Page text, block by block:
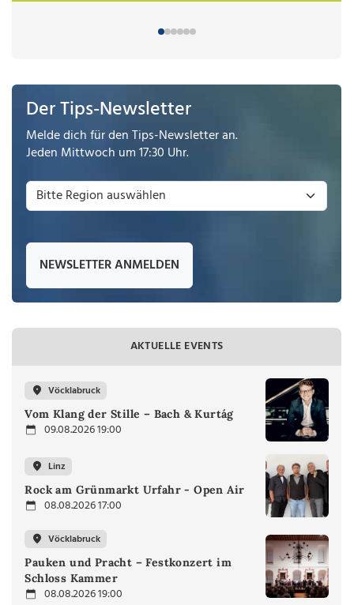
Der Tips-Newsletter
Melde dich für den Tips-Newsletter an.
Jeden Mittwoch um 17:30 Uhr.
NEWSLETTER ANMELDEN
AKTUELLE EVENTS
Vöcklabruck
Vom Klang der Stille – Bach & Kurtág
09.08.2026 19:00
Linz
Rock am Grünmarkt Urfahr - Open Air
08.08.2026 17:00
Vöcklabruck
Pauken und Pracht – Festkonzert im
Schloss Kammer
08.08.2026 19:00